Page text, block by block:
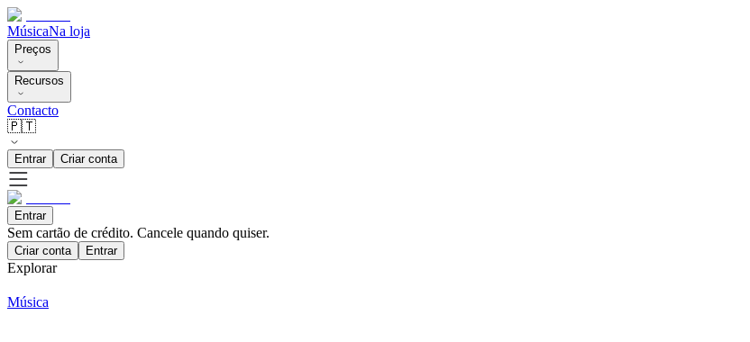
MúsicaNa loja
Preços
Recursos
Contacto
🇵🇹
Entrar Criar conta
Entrar
Sem cartão de crédito. Cancele quando quiser.
Criar conta Entrar
Explorar
Música